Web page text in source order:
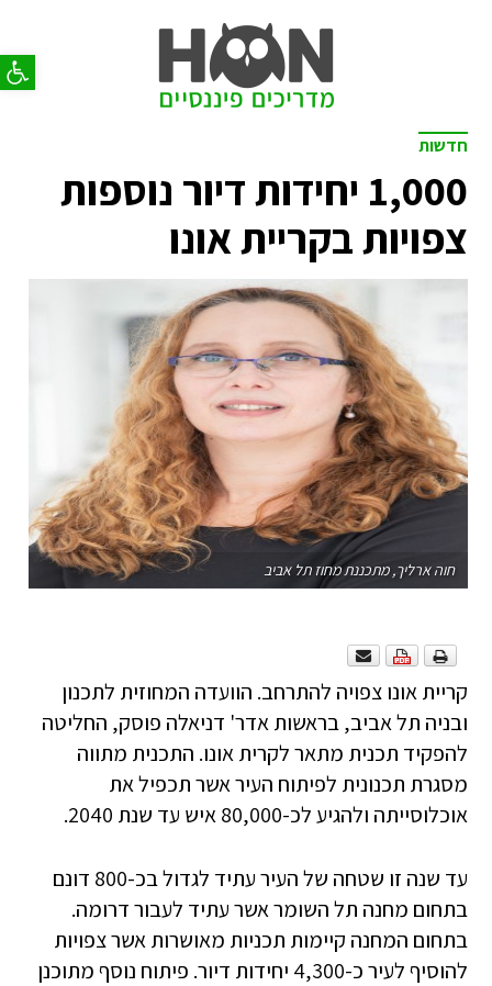
פתח
חדשות
1,000 יחידות דיור נוספות
צפויות בקריית אונו
חוה ארליך, מתכננת מחוז תל אביב
קריית אונו צפויה להתרחב. הוועדה המחוזית לתכנון
ובניה תל אביב, בראשות אדר' דניאלה פוסק, החליטה
להפקיד תכנית מתאר לקרית אונו. התכנית מתווה
מסגרת תכנונית לפיתוח העיר אשר תכפיל את
אוכלוסייתה ולהגיע לכ-80,000 איש עד שנת 2040.
עד שנה זו שטחה של העיר עתיד לגדול בכ-800 דונם
בתחום מחנה תל השומר אשר עתיד לעבור דרומה.
בתחום המחנה קיימות תכניות מאושרות אשר צפויות
להוסיף לעיר כ-4,300 יחידות דיור. פיתוח נוסף מתוכנן